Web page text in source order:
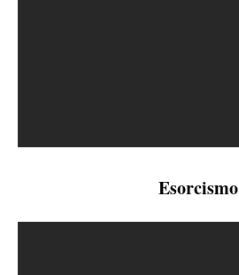
Esorcismo